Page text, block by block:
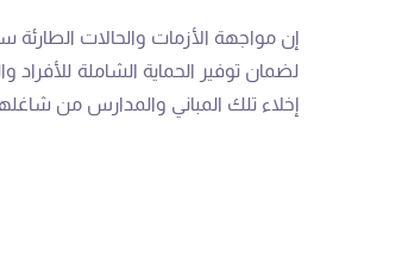
إن مواجهة الأزمات والحالات الطارئة
لضمان توفير الحماية الشاملة
إخلاء تلك المباني والمدارس من